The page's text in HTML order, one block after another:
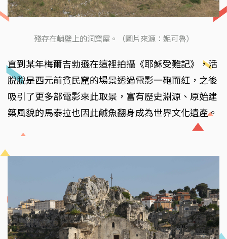
殘存在峭壁上的洞窟屋。（圖片來源：妮可魯）
直到某年梅爾吉勃遜在這裡拍攝《耶穌受難記》，活
脫脫是西元前貧民窟的場景透過電影一砲而紅，之後
吸引了更多部電影來此取景，富有歷史淵源、原始建
築風貌的馬泰拉也因此鹹魚翻身成為世界文化遺產。